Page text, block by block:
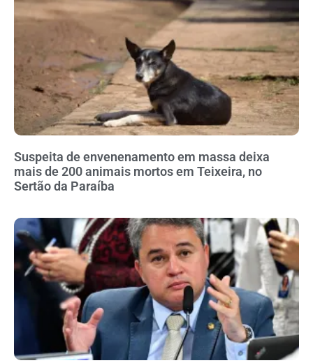
Suspeita de envenenamento em massa deixa
mais de 200 animais mortos em Teixeira, no
Sertão da Paraíba